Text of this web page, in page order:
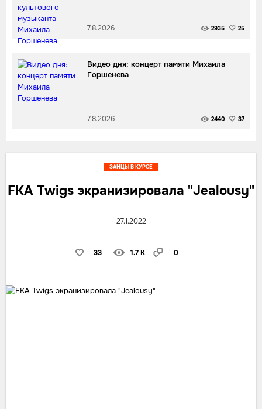
7.8.2026 2935 25
Видео дня: концерт памяти Михаила
Горшенева
7.8.2026 2440 37
FKA Twigs экранизировала "Jealousy"
27.1.2022
33 1.7 K 0
ЗАЙЦЫ В КУРСЕ